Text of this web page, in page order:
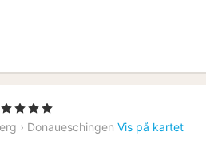
› Donaueschingen Vis på kartet